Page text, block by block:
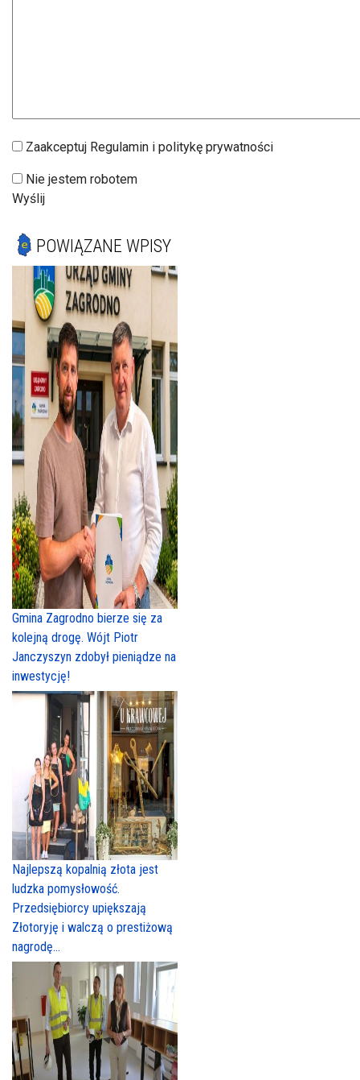
Zaakceptuj Regulamin i politykę prywatności
Nie jestem robotem
Wyślij
POWIĄZANE WPISY
Gmina Zagrodno bierze się za
kolejną drogę. Wójt Piotr
Janczyszyn zdobył pieniądze na
inwestycję!
Najlepszą kopalnią złota jest
ludzka pomysłowość.
Przedsiębiorcy upiększają
Złotoryję i walczą o prestiżową
nagrodę...